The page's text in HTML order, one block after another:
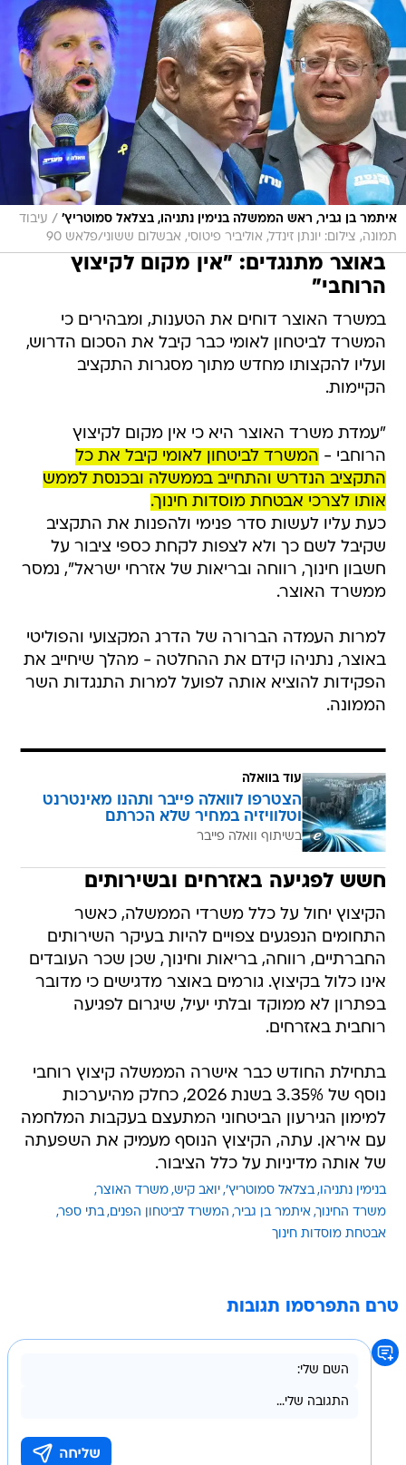
איתמר בן גביר, ראש הממשלה בנימין נתניהו, בצלאל סמוטריץ' / עיבוד
תמונה, צילום: יונתן זינדל, אוליביר פיטוסי, אבשלום ששוני/פלאש 90
באוצר מתנגדים: "אין מקום לקיצוץ
הרוחבי"
במשרד האוצר דוחים את הטענות, ומבהירים כי
המשרד לביטחון לאומי כבר קיבל את הסכום הדרוש,
ועליו להקצותו מחדש מתוך מסגרות התקציב
הקיימות.
"עמדת משרד האוצר היא כי אין מקום לקיצוץ
הרוחבי - המשרד לביטחון לאומי קיבל את כל
התקציב הנדרש והתחייב בממשלה ובכנסת לממש
אותו לצרכי אבטחת מוסדות חינוך.
כעת עליו לעשות סדר פנימי ולהפנות את התקציב
שקיבל לשם כך ולא לצפות לקחת כספי ציבור על
חשבון חינוך, רווחה ובריאות של אזרחי ישראל", נמסר
ממשרד האוצר.
למרות העמדה הברורה של הדרג המקצועי והפוליטי
באוצר, נתניהו קידם את ההחלטה - מהלך שיחייב את
הפקידות להוציא אותה לפועל למרות התנגדות השר
הממונה.
עוד בוואלה
הצטרפו לוואלה פייבר ותהנו מאינטרנט
וטלוויזיה במחיר שלא הכרתם
בשיתוף וואלה פייבר
חשש לפגיעה באזרחים ובשירותים
הקיצוץ יחול על כלל משרדי הממשלה, כאשר
התחומים הנפגעים צפויים להיות בעיקר השירותים
החברתיים, רווחה, בריאות וחינוך, שכן שכר העובדים
אינו כלול בקיצוץ. גורמים באוצר מדגישים כי מדובר
בפתרון לא ממוקד ובלתי יעיל, שיגרום לפגיעה
רוחבית באזרחים.
בתחילת החודש כבר אישרה הממשלה קיצוץ רוחבי
נוסף של 3.35% בשנת 2026, כחלק מהיערכות
למימון הגירעון הביטחוני המתעצם בעקבות המלחמה
עם איראן. עתה, הקיצוץ הנוסף מעמיק את השפעתה
של אותה מדיניות על כלל הציבור.
בנימין נתניהו בצלאל סמוטריץ' יואב קיש משרד האוצר
משרד החינוך איתמר בן גביר המשרד לביטחון הפנים בתי ספר
אבטחת מוסדות חינוך
טרם התפרסמו תגובות